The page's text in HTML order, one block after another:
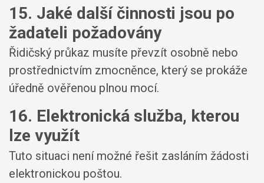
15. Jaké další činnosti jsou po
žadateli požadovány
Řidičský průkaz musíte převzít osobně nebo
prostřednictvím zmocněnce, který se prokáže
úředně ověřenou plnou mocí.
16. Elektronická služba, kterou
lze využít
Tuto situaci není možné řešit zasláním žádosti
elektronickou poštou.